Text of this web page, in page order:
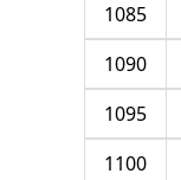
1085
1090
1095
1100